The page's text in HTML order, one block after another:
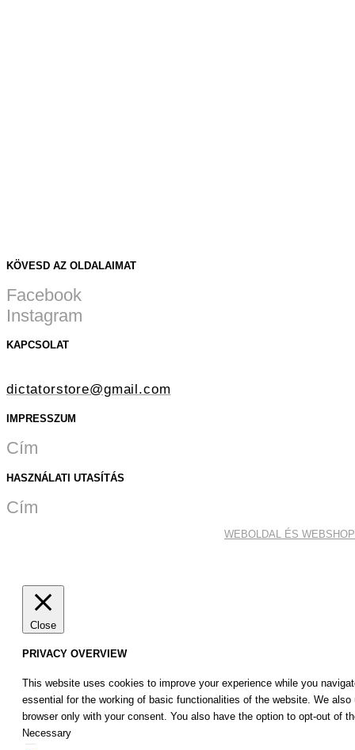
KÖVESD AZ OLDALAIMAT
Facebook
Instagram
KAPCSOLAT
dictatorstore@gmail.com
IMPRESSZUM
Cím
HASZNÁLATI UTASÍTÁS
Cím
WEBOLDAL ÉS
Close
PRIVACY OVERVIEW
This website uses cookies to improve your experience while you
essential for the working of basic functionalities of the website. We
browser only with your consent. You also have the option to opt-out of
Necessary